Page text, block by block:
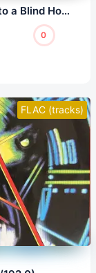
Faces - A Nod Is as Good as a Wink... to a Blind Horse (LP, 24/96.0)
0
FLAC (tracks)